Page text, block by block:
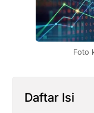
Foto
Daftar Isi